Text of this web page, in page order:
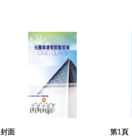
封面 第1頁